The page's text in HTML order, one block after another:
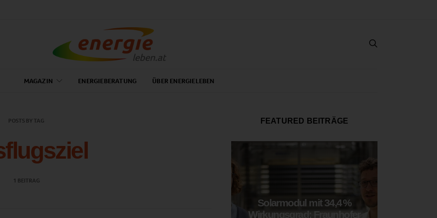
MAGAZIN ENERGIEBERATUNG ÜBER ENERGIELEBEN
POSTS BY TAG
1 BEITRAG
FEATURED BEITRÄGE
Solarmodul mit 34,4 %
Wirkungsgrad: Fraunhofer